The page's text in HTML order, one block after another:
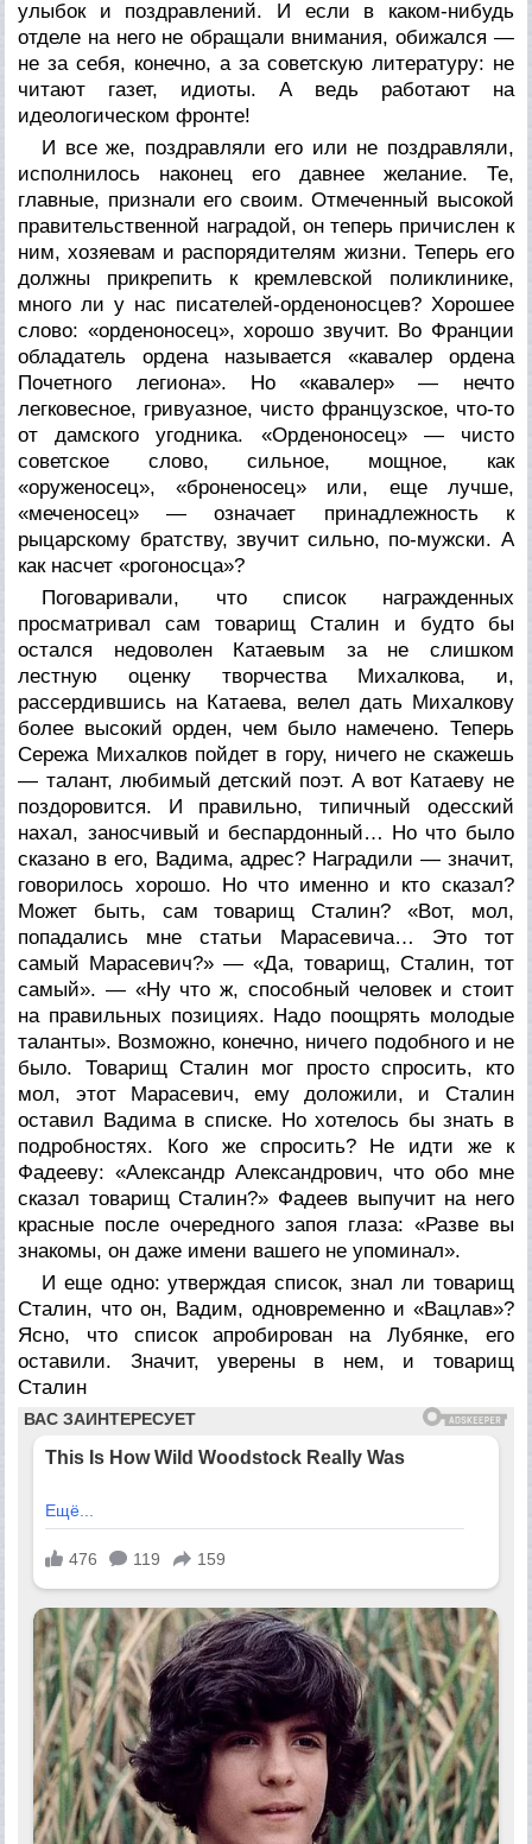
улыбок и поздравлений. И если в каком-нибудь
отделе на него не обращали внимания, обижался —
не за себя, конечно, а за советскую литературу: не
читают газет, идиоты. А ведь работают на
идеологическом фронте!
И все же, поздравляли его или не поздравляли,
исполнилось наконец его давнее желание. Те,
главные, признали его своим. Отмеченный высокой
правительственной наградой, он теперь причислен к
ним, хозяевам и распорядителям жизни. Теперь его
должны прикрепить к кремлевской поликлинике,
много ли у нас писателей-орденоносцев? Хорошее
слово: «орденоносец», хорошо звучит. Во Франции
обладатель ордена называется «кавалер ордена
Почетного легиона». Но «кавалер» — нечто
легковесное, гривуазное, чисто французское, что-то
от дамского угодника. «Орденоносец» — чисто
советское слово, сильное, мощное, как
«оруженосец», «броненосец» или, еще лучше,
«меченосец» — означает принадлежность к
рыцарскому братству, звучит сильно, по-мужски. А
как насчет «рогоносца»?
Поговаривали, что список награжденных
просматривал сам товарищ Сталин и будто бы
остался недоволен Катаевым за не слишком
лестную оценку творчества Михалкова, и,
рассердившись на Катаева, велел дать Михалкову
более высокий орден, чем было намечено. Теперь
Сережа Михалков пойдет в гору, ничего не скажешь
— талант, любимый детский поэт. А вот Катаеву не
поздоровится. И правильно, типичный одесский
нахал, заносчивый и беспардонный… Но что было
сказано в его, Вадима, адрес? Наградили — значит,
говорилось хорошо. Но что именно и кто сказал?
Может быть, сам товарищ Сталин? «Вот, мол,
попадались мне статьи Марасевича… Это тот
самый Марасевич?» — «Да, товарищ, Сталин, тот
самый». — «Ну что ж, способный человек и стоит
на правильных позициях. Надо поощрять молодые
таланты». Возможно, конечно, ничего подобного и не
было. Товарищ Сталин мог просто спросить, кто
мол, этот Марасевич, ему доложили, и Сталин
оставил Вадима в списке. Но хотелось бы знать в
подробностях. Кого же спросить? Не идти же к
Фадееву: «Александр Александрович, что обо мне
сказал товарищ Сталин?» Фадеев выпучит на него
красные после очередного запоя глаза: «Разве вы
знакомы, он даже имени вашего не упоминал».
И еще одно: утверждая список, знал ли товарищ
Сталин, что он, Вадим, одновременно и «Вацлав»?
Ясно, что список апробирован на Лубянке, его
оставили. Значит, уверены в нем, и товарищ
Сталин